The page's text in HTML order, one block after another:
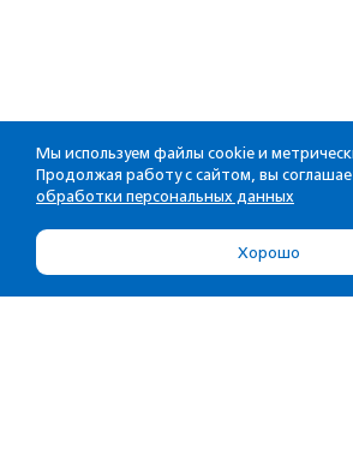
Мы используем файлы cookie и
Продолжая работу с сайтом, вы
обработки персональных данных
Хорошо